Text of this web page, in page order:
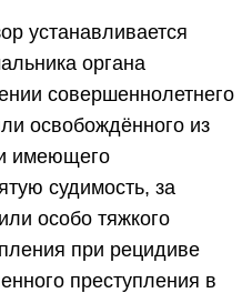
устанавливается
органа
совершеннолетнего
освобождённого из
имеющего
судимость, за
особо тяжкого
при рецидиве
преступления в